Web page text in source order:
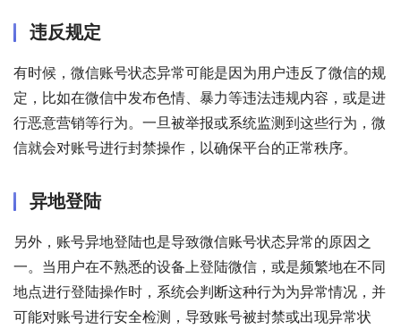
违反规定
有时候，微信账号状态异常可能是因为用户违反了微信的规
定，比如在微信中发布色情、暴力等违法违规内容，或是进
行恶意营销等行为。一旦被举报或系统监测到这些行为，微
信就会对账号进行封禁操作，以确保平台的正常秩序。
异地登陆
另外，账号异地登陆也是导致微信账号状态异常的原因之
一。当用户在不熟悉的设备上登陆微信，或是频繁地在不同
地点进行登陆操作时，系统会判断这种行为为异常情况，并
可能对账号进行安全检测，导致账号被封禁或出现异常状